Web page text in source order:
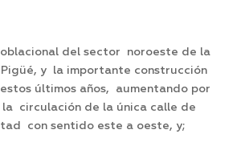
del sector noroeste de la
y la importante construcción
últimos años, aumentando por
la circulación de la única calle de
con sentido este a oeste, y;